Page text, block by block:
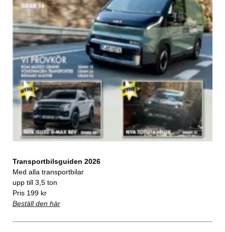
Transportbilsguiden 2026
Med alla transportbilar
upp till 3,5 ton
Pris 199 kr
Beställ den här